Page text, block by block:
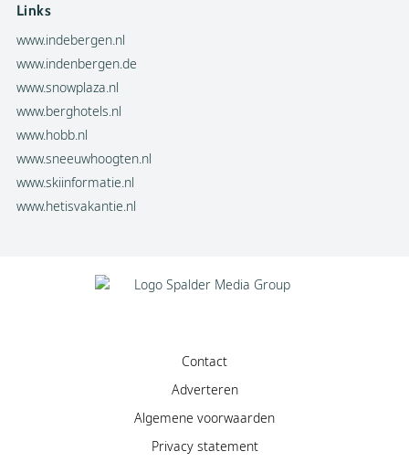
Links
www.indebergen.nl
www.indenbergen.de
www.snowplaza.nl
www.berghotels.nl
www.hobb.nl
www.sneeuwhoogten.nl
www.skiinformatie.nl
www.hetisvakantie.nl
Contact
Adverteren
Algemene voorwaarden
Privacy statement